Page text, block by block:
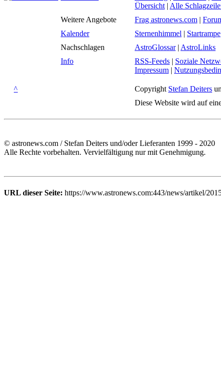
Übersicht | Alle
Weitere Angebote
Frag astronews.com |
Kalender
Sternenhimmel | Startrampe
Nachschlagen
AstroGlossar| AstroLinks
Info
RSS-Feeds | Soziale
Impressum |
^ Copyright Stefan Deiters
Diese Website wird auf
© astronews.com / Stefan Deiters und/oder Lieferanten 1999 - 2020
Alle Rechte vorbehalten. Vervielfältigung nur mit Genehmigung.
URL dieser Seite: https://www.astronews.com:443/news/artikel/